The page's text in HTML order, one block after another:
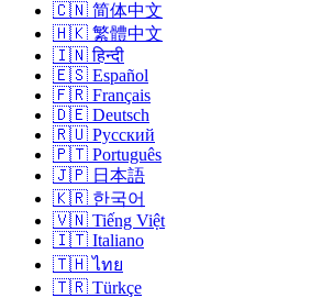
🇨🇳 简体中文
🇭🇰 繁體中文
🇮🇳 हिन्दी
🇪🇸 Español
🇫🇷 Français
🇩🇪 Deutsch
🇷🇺 Русский
🇵🇹 Português
🇯🇵 日本語
🇰🇷 한국어
🇻🇳 Tiếng Việt
🇮🇹 Italiano
🇹🇭 ไทย
🇹🇷 Türkçe